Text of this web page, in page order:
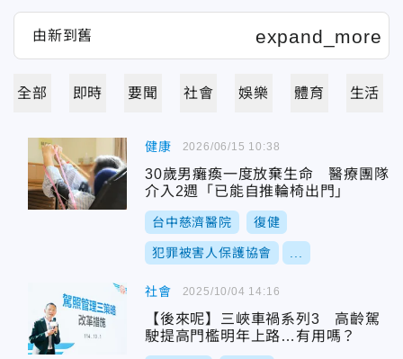
全部 即時 要聞 社會 娛樂 體育 生活
健康
30歲男癱瘓一度放棄生命 醫療團隊
介入2週「已能自推輪椅出門」
台中慈濟醫院 復健
犯罪被害人保護協會
2026/06/15 10:38
社會
【後來呢】三峽車禍系列3 高齡駕
駛提高門檻明年上路…有用嗎？
2025/10/04 14:16